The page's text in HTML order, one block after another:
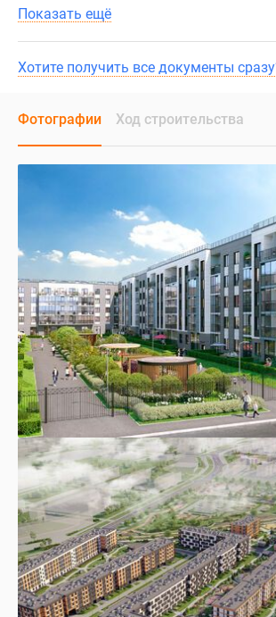
Показать ещё
Хотите получить все документы
Фотографии Ход строительства